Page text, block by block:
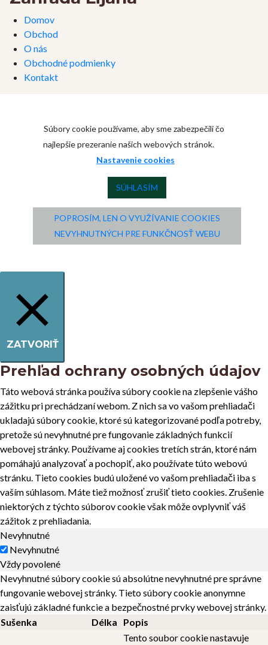
Domov
Obchod
O nás
Obchodné podmienky
Kontakt
Súbory cookie používame, aby sme zabezpečili čo
najlepšie prezeranie našich webových stránok.
Nastavenie cookies
SÚHLASÍM
POPROSÍM, LEN O VYUŽÍVANIE COOKIES
NEVYHNUTNÝCH PRE FUNKČNOSŤ WEBU
ZATVORIŤ
Prehľad ochrany osobných údajov
Táto webová stránka používa súbory cookie na zlepšenie vášho
zážitku pri prechádzaní webom. Z nich sa vo vašom prehliadači
ukladajú súbory cookie, ktoré sú kategorizované podľa potreby,
pretože sú nevyhnutné pre fungovanie základných funkcií
webovej stránky. Používame aj cookies tretích strán, ktoré nám
pomáhajú analyzovať a pochopiť, ako používate túto webovú
stránku. Tieto cookies budú uložené vo vašom prehliadači iba s
vaším súhlasom. Máte tiež možnosť zrušiť tieto cookies. Zrušenie
niektorých z týchto súborov cookie však môže ovplyvniť váš
zážitok z prehliadania.
Nevyhnutné
Nevyhnutné
Vždy povolené
Nevyhnutné súbory cookie sú absolútne nevyhnutné pre správne
fungovanie webovej stránky. Tieto súbory cookie anonymne
zaisťujú základné funkcie a bezpečnostné prvky webovej stránky.
Sušenka
Délka Popis
Tento soubor cookie nastavuje